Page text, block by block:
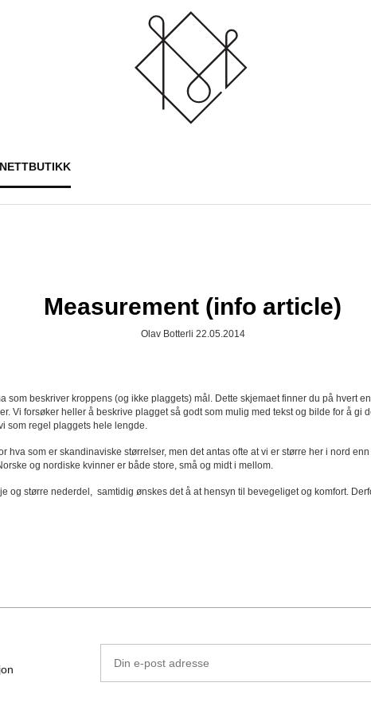
Measurement (info article)
Olav Botterli 22.05.2014
som beskriver kroppens (og ikke plaggets) mål. Dette skjemaet finner du på hvert
Vi forsøker heller å beskrive plagget så godt som mulig med tekst og bilde for å gi
som regel plaggets hele lengde.
hva som er skandinaviske størrelser, men det antas ofte at vi er større her i nord
og nordiske kvinner er både store, små og midt i mellom.
og større nederdel, samtidig ønskes det å at hensyn til bevegeliget og komfort.
post